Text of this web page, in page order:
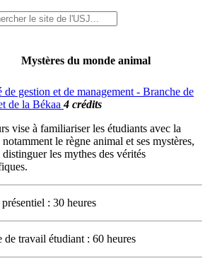
Mystères du monde animal
de gestion et de management - Branche de
de la Békaa4 crédits
vise à familiariser les étudiants avec la
notamment le règne animal et ses mystères,
les mythes des vérités
: 30 heures
de travail étudiant : 60 heures